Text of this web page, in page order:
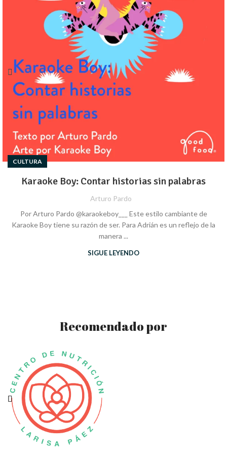
CULTURA
Karaoke Boy: Contar historias sin palabras
Arturo Pardo
Por Arturo Pardo @karaokeboy___ Este estilo cambiante de
Karaoke Boy tiene su razón de ser. Para Adrián es un reflejo de la
manera ...
SIGUE LEYENDO
Recomendado por